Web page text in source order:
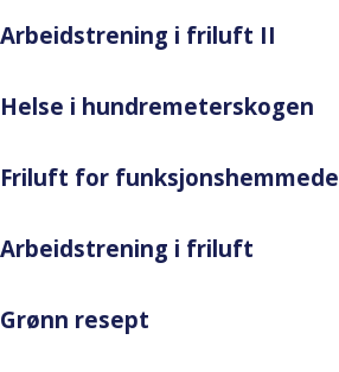
Arbeidstrening i friluft II
Helse i hundremeterskogen
Friluft for funksjonshemmede
Arbeidstrening i friluft
Grønn resept